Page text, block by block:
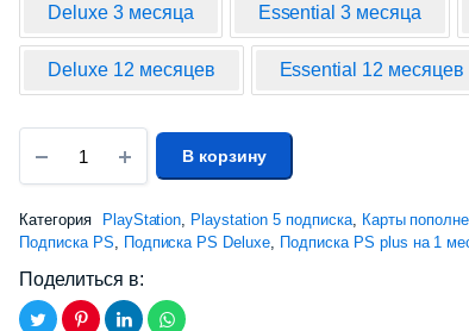
Deluxe 3 месяца Essential 3 месяца
Deluxe 12 месяцев Essential 12 месяцев
В корзину
Категория PlayStation, Playstation 5 подписка, Карты
Подписка PS, Подписка PS Deluxe, Подписка PS plus на 1
Поделиться в: